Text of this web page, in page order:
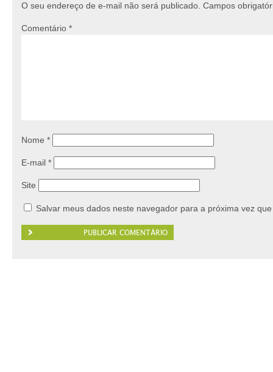
O seu endereço de e-mail não será publicado. Campos
Comentário *
Nome *
E-mail *
Site
Salvar meus dados neste navegador para a próxima vez